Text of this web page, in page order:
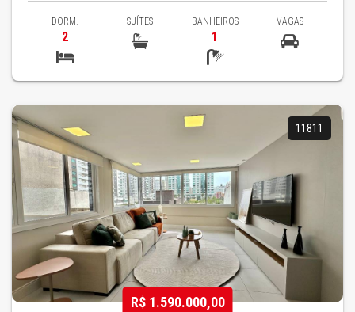
DORM.
2
SUÍTES BANHEIROS
1
VAGAS
11811
R$ 1.590.000,00